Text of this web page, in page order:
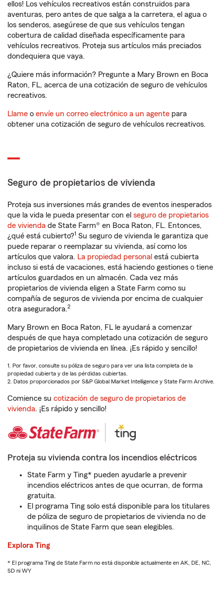
ellos! Los vehículos recreativos están construidos para
aventuras, pero antes de que salga a la carretera, el agua o
los senderos, asegúrese de que sus vehículos tengan
cobertura de calidad diseñada específicamente para
vehículos recreativos. Proteja sus artículos más preciados
dondequiera que vaya.
¿Quiere más información? Pregunte a Mary Brown en Boca
Raton, FL, acerca de una cotización de seguro de vehículos
recreativos.
Llame o envíe un correo electrónico a un agente para
obtener una cotización de seguro de vehículos recreativos.
Seguro de propietarios de vivienda
Proteja sus inversiones más grandes de eventos inesperados
que la vida le pueda presentar con el seguro de propietarios
de vivienda de State Farm® en Boca Raton, FL. Entonces,
¿qué está cubierto?1 Su seguro de vivienda le garantiza que
puede reparar o reemplazar su vivienda, así como los
artículos que valora. La propiedad personal está cubierta
incluso si está de vacaciones, está haciendo gestiones o tiene
artículos guardados en un almacén. Cada vez más
propietarios de vivienda eligen a State Farm como su
compañía de seguros de vivienda por encima de cualquier
otra aseguradora.2
Mary Brown en Boca Raton, FL le ayudará a comenzar
después de que haya completado una cotización de seguro
de propietarios de vivienda en línea. ¡Es rápido y sencillo!
1. Por favor, consulte su póliza de seguro para ver una lista completa de la
propiedad cubierta y de las pérdidas cubiertas.
2. Datos proporcionados por S&P Global Market Intelligence y State Farm Archive.
Comience su cotización de seguro de propietarios de
vivienda. ¡Es rápido y sencillo!
Proteja su vivienda contra los incendios eléctricos
State Farm y Ting* pueden ayudarle a prevenir
incendios eléctricos antes de que ocurran, de forma
gratuita.
El programa Ting solo está disponible para los titulares
de póliza de seguro de propietarios de vivienda no de
inquilinos de State Farm que sean elegibles.
Explora Ting
* El programa Ting de State Farm no está disponible actualmente en AK, DE, NC,
SD ni WY